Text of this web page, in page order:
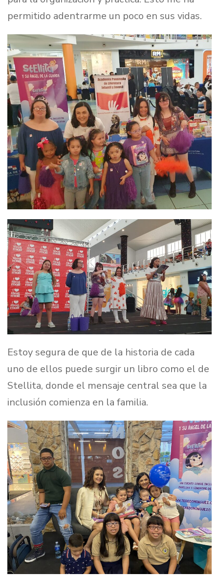
permitido adentrarme un poco en sus vidas.
Estoy segura de que de la historia de cada
uno de ellos puede surgir un libro como el de
Stellita, donde el mensaje central sea que la
inclusión comienza en la familia.